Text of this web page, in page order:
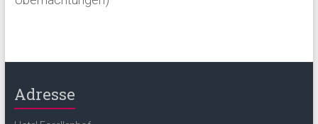
Adresse